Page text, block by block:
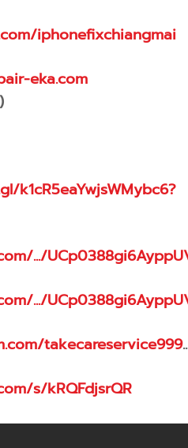
iphonefixchiangmai
eka.com
k1cR5eaYwjsWMybc6?
.../
.../
takecareservice999
s/kRQFdjsrQR